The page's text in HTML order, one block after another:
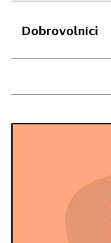
Dobrovolníci